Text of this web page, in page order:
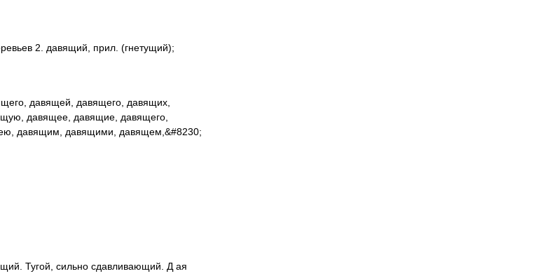
2. давящий, прил. (гнетущий);
давящей, давящего, давящих,
давящее, давящие, давящего,
давящим, давящими, давящем,&#8230;
Тугой, сильно сдавливающий. Д ая